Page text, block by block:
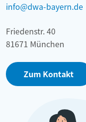
info@dwa-bayern.de
Friedenstr. 40
81671 München
Zum Kontakt